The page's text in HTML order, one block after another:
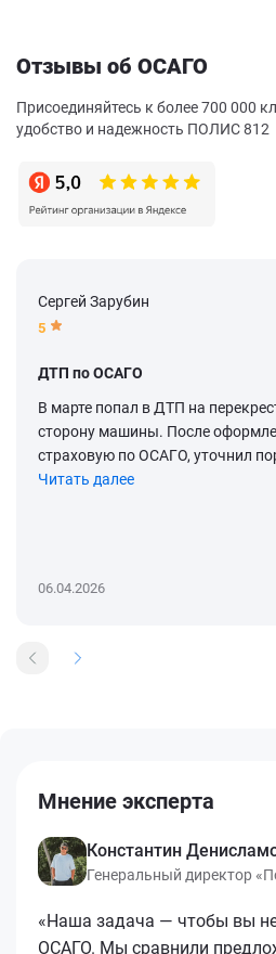
Отзывы об ОСАГО
Присоединяйтесь к более 700 000
удобство и надежность ПОЛИС 812
Сергей Зарубин
5
ДТП по ОСАГО
В марте попал в ДТП на
сторону машины. После
страховую по ОСАГО, уточнил
Читать далее
06.04.2026
Мнение эксперта
Константин
Генеральный директор
«Наша задача — чтобы вы
ОСАГО. Мы сравнили